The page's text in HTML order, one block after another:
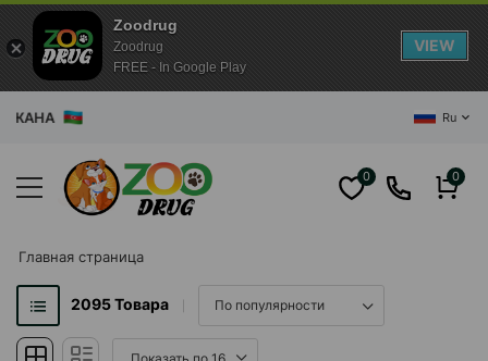
Ru
0 0
Главная cтраница
2095Товара
Zoodrug
Zoodrug
FREE - In Google Play
VIEW